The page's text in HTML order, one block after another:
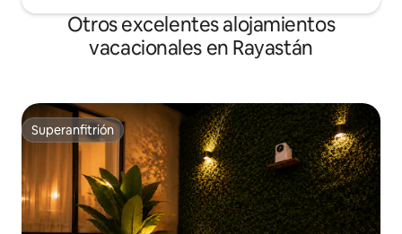
Otros excelentes alojamientos
vacacionales en Rayastán
Superanfitrión
Superanfitrión